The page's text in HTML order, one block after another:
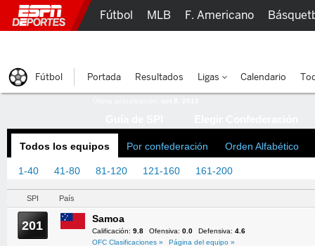
Todos los equipos Por confederación Orden Alfabético
1-40 41-80 81-120 121-160 161-200
SPI País
201 Samoa
Calificación: 9.8 Ofensiva: 0.0 Defensiva: 4.6
OFC Clasificaciones »
Página del equipo »
Fútbol MLB F. Americano
Fútbol Portada Resultados Ligas Calendario